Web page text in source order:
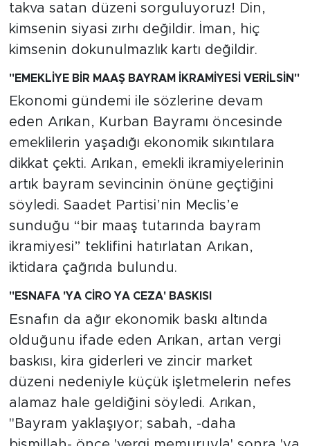
takva satan düzeni sorguluyoruz! Din,
kimsenin siyasi zırhı değildir. İman, hiç
kimsenin dokunulmazlık kartı değildir.
"EMEKLİYE BİR MAAŞ BAYRAM İKRAMİYESİ VERİLSİN"
Ekonomi gündemi ile sözlerine devam
eden Arıkan, Kurban Bayramı öncesinde
emeklilerin yaşadığı ekonomik sıkıntılara
dikkat çekti. Arıkan, emekli ikramiyelerinin
artık bayram sevincinin önüne geçtiğini
söyledi. Saadet Partisi’nin Meclis’e
sunduğu “bir maaş tutarında bayram
ikramiyesi” teklifini hatırlatan Arıkan,
iktidara çağrıda bulundu.
"ESNAFA 'YA CİRO YA CEZA' BASKISI
Esnafın da ağır ekonomik baskı altında
olduğunu ifade eden Arıkan, artan vergi
baskısı, kira giderleri ve zincir market
düzeni nedeniyle küçük işletmelerin nefes
alamaz hale geldiğini söyledi. Arıkan,
"Bayram yaklaşıyor; sabah, -daha